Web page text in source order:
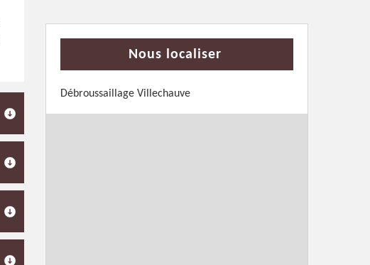
Nous localiser
Débroussaillage Villechauve